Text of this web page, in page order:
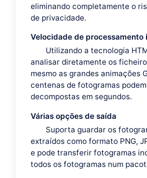
eliminando completamente o
de privacidade.
Velocidade de processamento
Utilizando a tecnologia
analisar diretamente os
mesmo as grandes animações
centenas de fotogramas
decompostas em segundos.
Várias opções de saída
Suporta guardar os
extraídos como formato PNG,
e pode transferir fotogramas
todos os fotogramas num